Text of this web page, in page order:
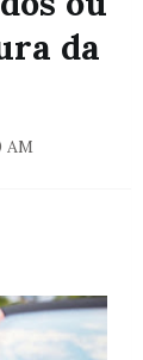
da
AM